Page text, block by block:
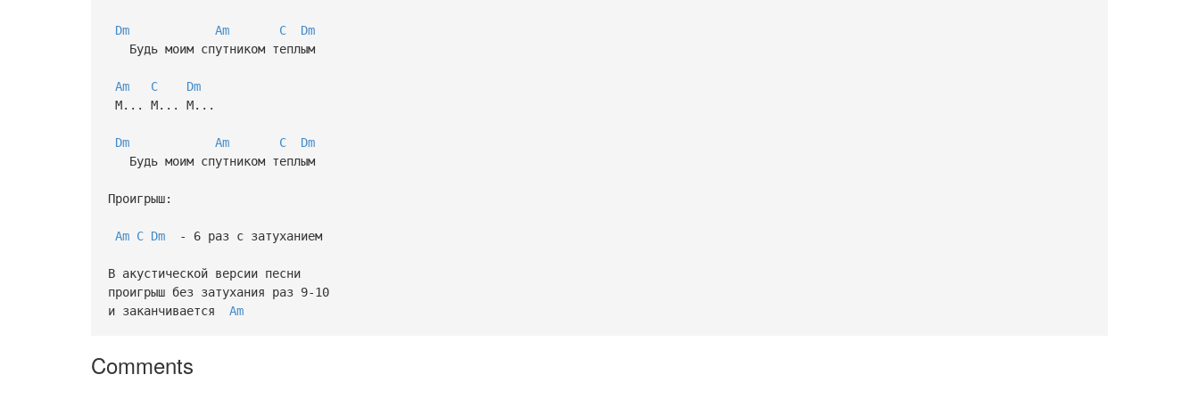
Dm Am C
Dm
Будь моим спутником теплым
Am C
Dm
М... М... М...
Dm Am C
Dm
Будь моим спутником теплым
Проигрыш:
Am C Dm- 6 раз с затуханием
В акустической версии песни
проигрыш без затухания раз 9-10
и заканчивается Am
Comments